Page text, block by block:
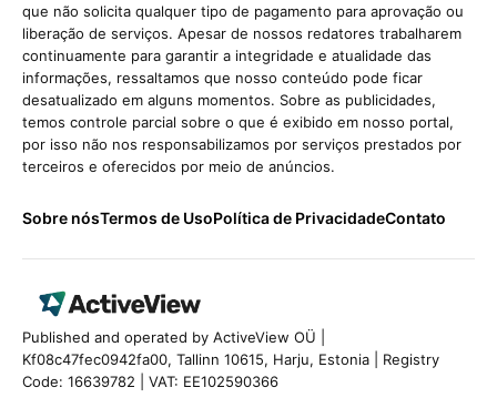
que não solicita qualquer tipo de pagamento para aprovação ou
liberação de serviços. Apesar de nossos redatores trabalharem
continuamente para garantir a integridade e atualidade das
informações, ressaltamos que nosso conteúdo pode ficar
desatualizado em alguns momentos. Sobre as publicidades,
temos controle parcial sobre o que é exibido em nosso portal,
por isso não nos responsabilizamos por serviços prestados por
terceiros e oferecidos por meio de anúncios.
Sobre nósTermos de UsoPolítica de PrivacidadeContato
Published and operated by ActiveView OÜ |
Kf08c47fec0942fa00, Tallinn 10615, Harju, Estonia | Registry
Code: 16639782 | VAT: EE102590366